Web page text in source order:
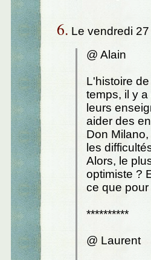
6. Le vendredi
@ Alain
L'histoire
temps, il y
leurs
aider des
Don
les
Alors, le
optimiste ?
ce que
**********
@ Laurent